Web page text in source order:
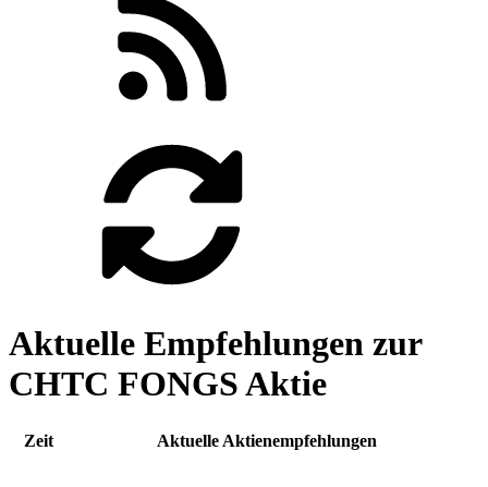
Aktuelle Empfehlungen zur
CHTC FONGS Aktie
Zeit Aktuelle Aktienempfehlungen